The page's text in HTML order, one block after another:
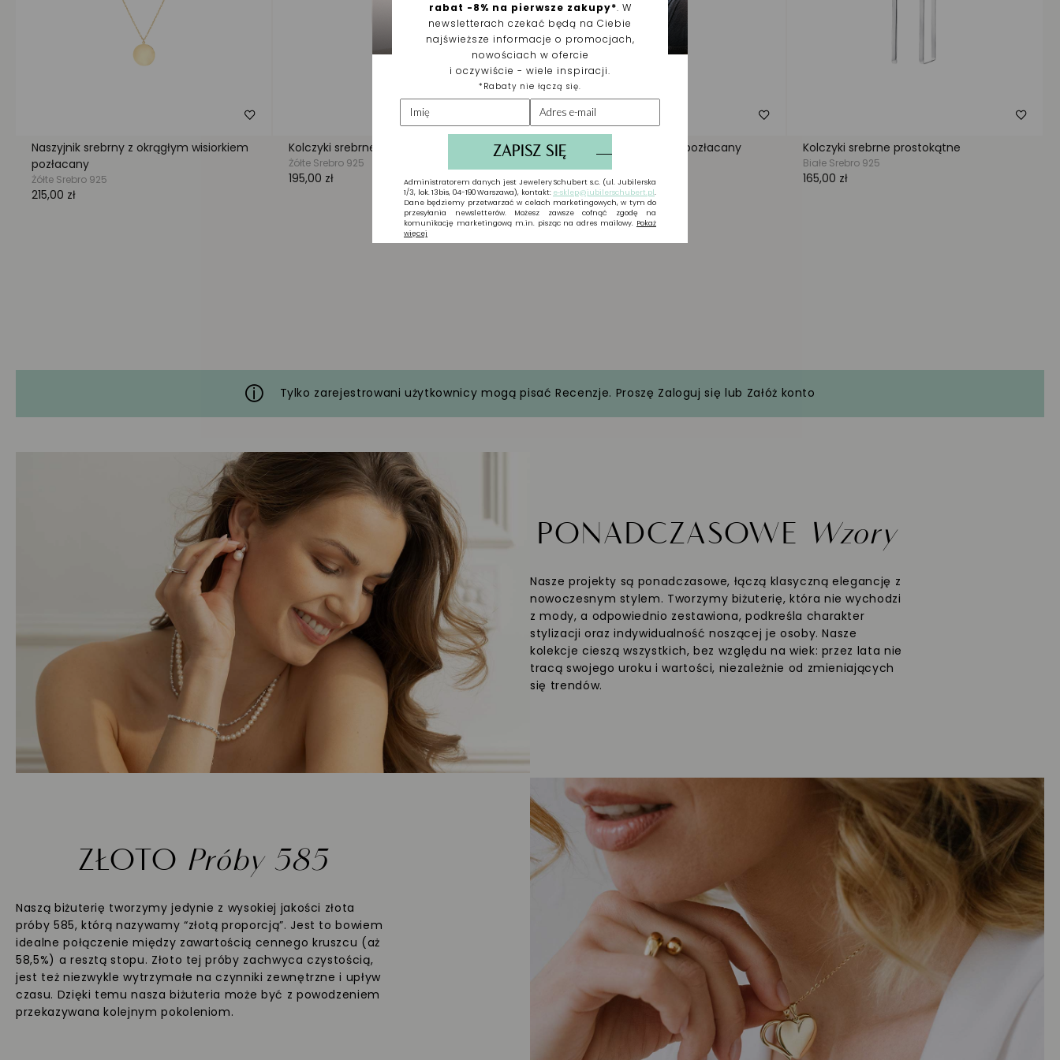
Tylko zarejestrowani użytkownicy mogą pisać Recenzje. Proszę Zaloguj się lub Załóż konto
PONADCZASOWE Wzory
Nasze projekty są ponadczasowe, łączą klasyczną elegancję z
nowoczesnym stylem. Tworzymy biżuterię, która nie wychodzi
z mody, a odpowiednio zestawiona, podkreśla charakter
stylizacji oraz indywidualność noszącej je osoby. Nasze
kolekcje cieszą wszystkich, bez względu na wiek: przez lata nie
tracą swojego uroku i wartości, niezależnie od zmieniających
się trendów.
ZŁOTO Próby 585
Naszą biżuterię tworzymy jedynie z wysokiej jakości złota
próby 585, którą nazywamy “złotą proporcją”. Jest to bowiem
idealne połączenie między zawartością cennego kruszcu (aż
58,5%) a resztą stopu. Złoto tej próby zachwyca czystością,
jest też niezwykle wytrzymałe na czynniki zewnętrzne i upływ
czasu. Dzięki temu nasza biżuteria może być z powodzeniem
przekazywana kolejnym pokoleniom.